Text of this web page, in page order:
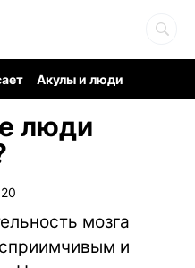
Акулы и люди
люди
мозга
и